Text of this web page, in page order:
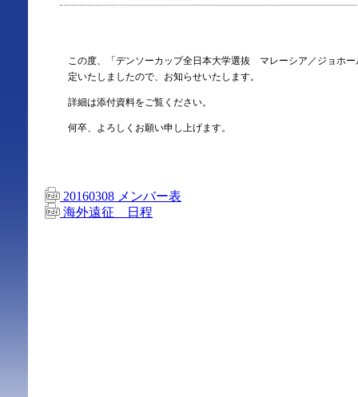
この度、「デンソーカップ全日本大学選抜 マレーシア／ジョホ
定いたしましたので、お知らせいたします。
詳細は添付資料をご覧ください。
何卒、よろしくお願い申し上げます。
20160308 メンバー表
海外遠征 日程